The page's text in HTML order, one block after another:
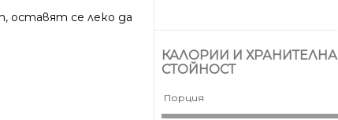
оставят се леко да
КАЛОРИИ И ХРАНИТЕЛНА
СТОЙНОСТ
Порция